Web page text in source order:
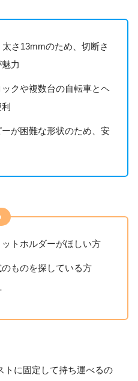
さ13mmのため、切断さ
力
クや複数台の自転車とヘ
が困難な形状のため、安
トホルダーがほしい方
ものを探している方
トに固定して持ち運べるの